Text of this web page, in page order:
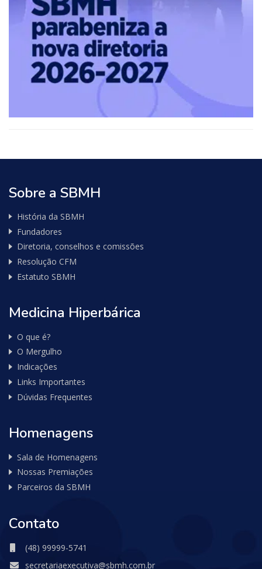
Sobre a SBMH
História da SBMH
Fundadores
Diretoria, conselhos e comissões
Resolução CFM
Estatuto SBMH
Medicina Hiperbárica
O que é?
O Mergulho
Indicações
Links Importantes
Dúvidas Frequentes
Homenagens
Sala de Homenagens
Nossas Premiações
Parceiros da SBMH
Contato
(48) 99999-5741
secretariaexecutiva@sbmh.com.br